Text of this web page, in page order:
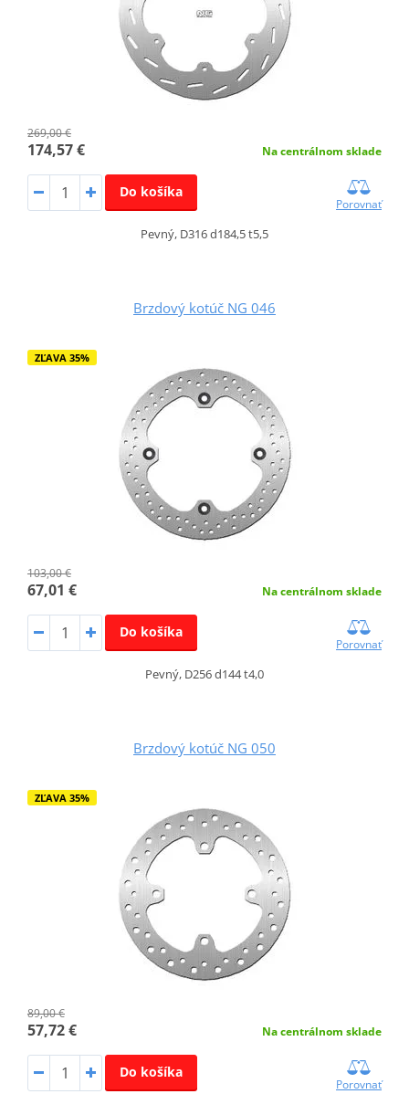
269,00 €
174,57 € Na centrálnom sklade
Do košíka
Porovnať
Pevný, D316 d184,5 t5,5
Brzdový kotúč NG 046
ZĽAVA 35%
103,00 €
67,01 € Na centrálnom sklade
Do košíka
Porovnať
Pevný, D256 d144 t4,0
Brzdový kotúč NG 050
ZĽAVA 35%
89,00 €
57,72 € Na centrálnom sklade
Do košíka
Porovnať